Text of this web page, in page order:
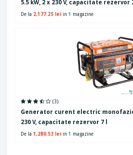
5.5 kW, 2 x 230 V, capacitate rezervor
De la 2,177.25 lei in 1 magazine
(3)
Generator curent electric monofazic
230 V, capacitate rezervor 7 l
De la 1,280.53 lei in 1 magazine